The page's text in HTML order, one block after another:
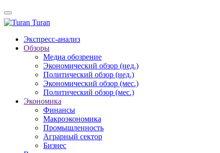
Turan
Экспресс-анализ
Обзоры
Медиа обозрение
Экономический обзор (нед.)
Политический обзор (нед.)
Экономический обзор (мес.)
Политический обзор (мес.)
Экономика
Финансы
Макроэкономика
Промышленность
Аграрный сектор
Бизнес